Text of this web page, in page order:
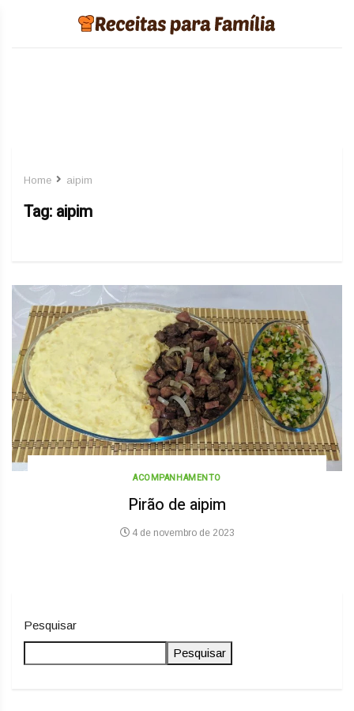
Home aipim
Tag: aipim
ACOMPANHAMENTO
Pirão de aipim
4 de novembro de 2023
Pesquisar
Pesquisar